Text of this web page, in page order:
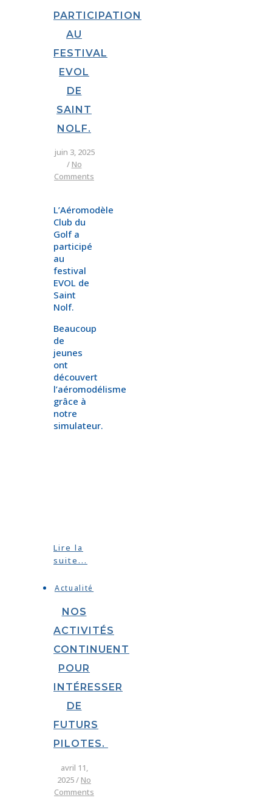
PARTICIPATION
AU
FESTIVAL
EVOL
DE
SAINT
NOLF.
juin 3, 2025
/No
Comments
L’Aéromodèle
Club du
Golf a
participé
au
festival
EVOL de
Saint
Nolf.
Beaucoup
de
jeunes
ont
découvert
l’aéromodélisme
grâce à
notre
simulateur.
Lire la
suite...
Actualité
NOS
ACTIVITÉS
CONTINUENT
POUR
INTÉRESSER
DE
FUTURS
PILOTES.
avril 11,
2025/No
Comments